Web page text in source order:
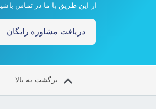
از این طریق با ما در تماس باشید.
دریافت مشاوره رایگان
برگشت به بالا